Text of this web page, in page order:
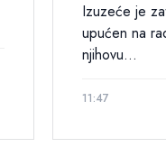
Izuzeće je
upućen na
njihovu...
11:47